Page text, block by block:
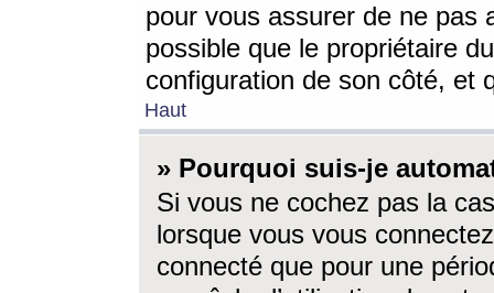
pour vous assurer de ne pas
possible que le propriétaire
configuration de son côté, et
Haut
» Pourquoi suis-je
Si vous ne cochez pas la
lorsque vous vous
connecté que pour une